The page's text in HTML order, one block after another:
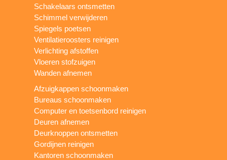
Schakelaars ontsmetten
Schimmel verwijderen
Spiegels poetsen
Ventilatieroosters reinigen
Verlichting afstoffen
Vloeren stofzuigen
Wanden afnemen
Afzuigkappen schoonmaken
Bureaus schoonmaken
Computer en toetsenbord reinigen
Deuren afnemen
Deurknoppen ontsmetten
Gordijnen reinigen
Kantoren schoonmaken